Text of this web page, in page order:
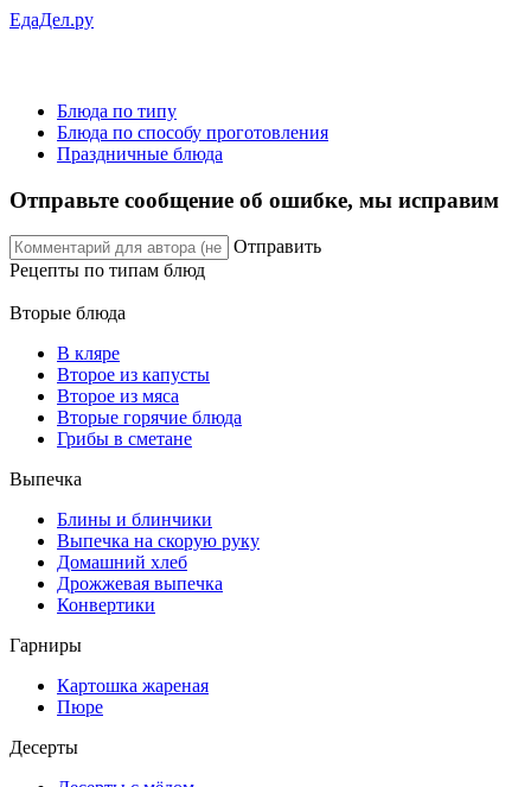
ЕдаДел.ру
Блюда по типу
Блюда по способу проготовления
Праздничные блюда
Отправьте сообщение об ошибке, мы исправим
Отправить
Рецепты по типам блюд
Вторые блюда
В кляре
Второе из капусты
Второе из мяса
Вторые горячие блюда
Грибы в сметане
Выпечка
Блины и блинчики
Выпечка на скорую руку
Домашний хлеб
Дрожжевая выпечка
Конвертики
Гарниры
Картошка жареная
Пюре
Десерты